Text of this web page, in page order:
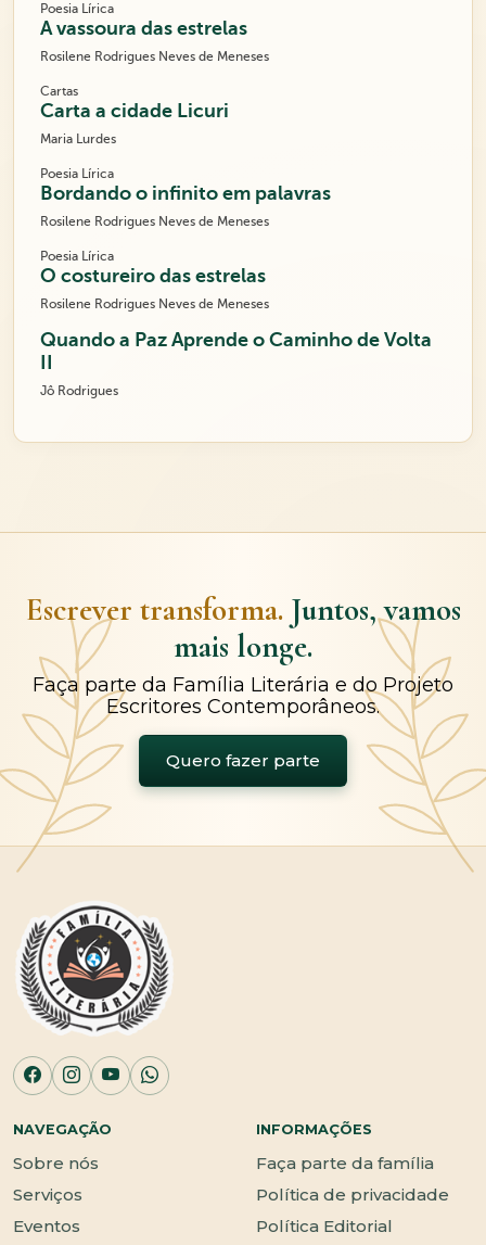
Poesia Lírica
A vassoura das estrelas
Rosilene Rodrigues Neves de Meneses
Cartas
Carta a cidade Licuri
Maria Lurdes
Poesia Lírica
Bordando o infinito em palavras
Rosilene Rodrigues Neves de Meneses
Poesia Lírica
O costureiro das estrelas
Rosilene Rodrigues Neves de Meneses
Quando a Paz Aprende o Caminho de Volta
Jô Rodrigues
Escrever transforma. Juntos, vamos
mais longe.
Faça parte da Família Literária e do Projeto
Escritores Contemporâneos.
Quero fazer parte
NAVEGAÇÃO
Sobre nós
Serviços
Eventos
INFORMAÇÕES
Faça parte da família
Política de privacidade
Política Editorial